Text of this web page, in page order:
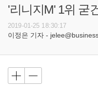
'리니지M' 1위 굳
2019-01-25 18:30:17
이정은 기자 -